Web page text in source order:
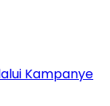
Kampanye